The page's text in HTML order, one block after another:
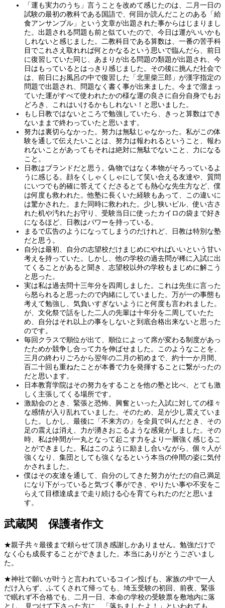
「運も実力のうち」言うことを改めて感じたのは、二月一日の
試験の最初の教科である国語で、何回か読んだことのある「給
食アンサンブル」という文章が出題された事からはじまりまし
た。出題される問題も前と似ていたので、今日は運がいいかも
しれないと感じました。二教科目である算数は、一番の苦手科
目でこれさえ取れれば何とかなるという思いで臨んだら、前日
に復習していた同じ、あまりが出る問題の類題が出題され、今
日はもっているとはっきり感じました。その後に挑んだ社会で
は、前日にお風呂の中で復習した「北里柴三郎」が漢字指定の
問題で出題され、問題なく書く事が出来ました。今まで溜まっ
ていた運がすべて使われたかの様な運の良さに自分自身でもお
どろき、これはいけるかもしれない！と思いました。
もし日教ではないところで勉強していたら、きっと算数はでき
ないままで終わっていたと思います。
努力は裏切らなかった。努力は無駄じゃなかった。私がこの体
験を通して伝えたいことは、努力は報われるということ、報わ
れないことがあってもそれは絶対に無駄でないこと、力になる
こと。
日教はブランドだと思う。偽物ではなく本物がそろっているよ
うに感じる。顔をくしゃくしゃにして笑い合える友達や、質問
にいつでも的確に答えてくださるとても熱心な先生方など、僕
は何度も救われた。他塾に長くいた経験もあって、この違いに
は驚かされた。また同時に救われた。少し狭いビル、使い古さ
れた机や汚れたお守り、受験当日に使ったカイロの袋まで好き
になるほど、日教はパワーを持っている。
まるで広告のようになってしまうのだけれど、日教は特別な塾
だと思う。
自分は最初、自分の志望校だけまじめにやればいいという甘い
考えを持っていた。しかし、他の学校の過去問が稀に入試に出
てくることがあると聞き、志望校以外の学校もまじめに解こう
と思った。
実は私は過去問十三年分を四周しました。これは先生に言った
ら怒られると思ったので内緒にしていました。万が一の事態も
考えて勉強し、気負いすぎないようにと何度も言われました。
が、文化祭で話をした二人の先輩は十年分を二周していたた
め、自分はそれ以上の事をしないと到底合格出来ないと思った
のです。
毎回クラスで順位が出て、順位によって席が変わる制度があっ
たためか競争し合って力を伸ばせました。このようなことを、
三月の終わりごろから翌年の二月の初めまで、約十一か月間、
百二十回も重ねたことが本番で力を発揮することに繋がったの
だと思います。
日本教育学院はその努力をすることを他の塾と比べ、とても激
しく主張してくる場所です。
激励会のとき、緊張と恐怖、興奮といった入試に対しての様々
な感情が入り乱れていました。そのため、足が少し震えていま
した。しかし、最後に「不来方の」を全員で叫んだとき、その
足の震えは消え、力が湧きおこるような感覚がしました。その
時、私は仲間が一丸となって起こす力をより一層強く感じるこ
とができました。私はこのように励まし合いながら、個々人が
強くなり、集団としても強くなるという本当の仲間の姿に気付
かされました。
僕はその友達を通して、自分のしてきた努力がただの自己満足
になり下がっていると気づく事ができ、やりたい事や不安をこ
らえて目標達成まで走り続ける心を育てられたのだと思いま
す。
武蔵関 保護者作文
★親子共々最後まで頼らせて頂き感謝しかありません。勉強だけで
なく心も成長することができました。本当にありがとうございまし
た。
★神社で願いが叶うと言われているコイン投げも、家族の中で一人
だけ入らず、ふてくされて帰っても、埼玉受験の初回、前夜、緊張
で眠れず不合格でも、二月一日、本命の学校の受験票を敷地内に落
とし、見つけて下さった方に、「落ちましたよ！」といわれても